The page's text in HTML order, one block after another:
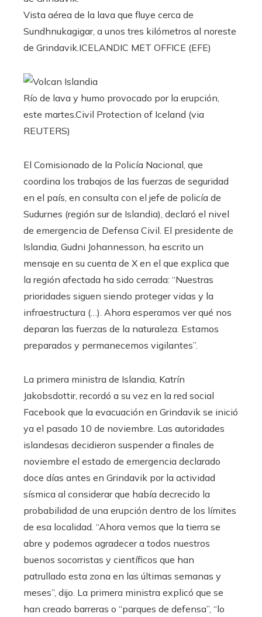
Vista aérea de la lava que fluye cerca de
Sundhnukagigar, a unos tres kilómetros al noreste
de Grindavik. ICELANDIC MET OFFICE (EFE)
Río de lava y humo provocado por la erupción,
este martes.Civil Protection of Iceland (via
REUTERS)
El Comisionado de la Policía Nacional, que
coordina los trabajos de las fuerzas de seguridad
en el país, en consulta con el jefe de policía de
Sudurnes (región sur de Islandia), declaró el nivel
de emergencia de Defensa Civil. El presidente de
Islandia, Gudni Johannesson, ha escrito un
mensaje en su cuenta de X en el que explica que
la región afectada ha sido cerrada: “Nuestras
prioridades siguen siendo proteger vidas y la
infraestructura (…). Ahora esperamos ver qué nos
deparan las fuerzas de la naturaleza. Estamos
preparados y permanecemos vigilantes”.
La primera ministra de Islandia, Katrín
Jakobsdottir, recordó a su vez en la red social
Facebook que la evacuación en Grindavik se inició
ya el pasado 10 de noviembre. Las autoridades
islandesas decidieron suspender a finales de
noviembre el estado de emergencia declarado
doce días antes en Grindavik por la actividad
sísmica al considerar que había decrecido la
probabilidad de una erupción dentro de los límites
de esa localidad. “Ahora vemos que la tierra se
abre y podemos agradecer a todos nuestros
buenos socorristas y científicos que han
patrullado esta zona en las últimas semanas y
meses”, dijo. La primera ministra explicó que se
han creado barreras o “parques de defensa”, “lo